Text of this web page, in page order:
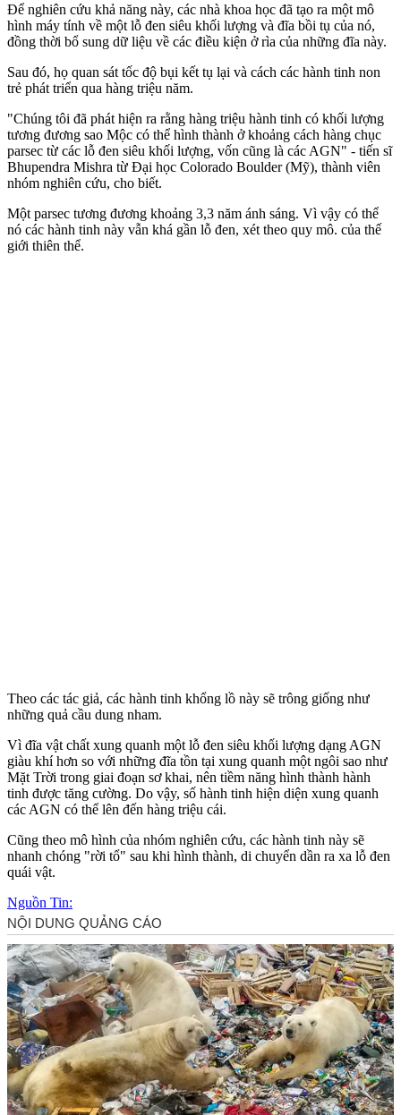
Để nghiên cứu khả năng này, các nhà khoa học đã tạo ra một mô
hình máy tính về một lỗ đen siêu khối lượng và đĩa bồi tụ của nó,
đồng thời bổ sung dữ liệu về các điều kiện ở rìa của những đĩa này.
Sau đó, họ quan sát tốc độ bụi kết tụ lại và cách các hành tinh non
trẻ phát triển qua hàng triệu năm.
"Chúng tôi đã phát hiện ra rằng hàng triệu hành tinh có khối lượng
tương đương sao Mộc có thể hình thành ở khoảng cách hàng chục
parsec từ các lỗ đen siêu khối lượng, vốn cũng là các AGN" - tiến sĩ
Bhupendra Mishra từ Đại học Colorado Boulder (Mỹ), thành viên
nhóm nghiên cứu, cho biết.
Một parsec tương đương khoảng 3,3 năm ánh sáng. Vì vậy có thể
nó các hành tinh này vẫn khá gần lỗ đen, xét theo quy mô. của thế
giới thiên thể.
Theo các tác giả, các hành tinh khổng lồ này sẽ trông giống như
những quả cầu dung nham.
Vì đĩa vật chất xung quanh một lỗ đen siêu khối lượng dạng AGN
giàu khí hơn so với những đĩa tồn tại xung quanh một ngôi sao như
Mặt Trời trong giai đoạn sơ khai, nên tiềm năng hình thành hành
tinh được tăng cường. Do vậy, số hành tinh hiện diện xung quanh
các AGN có thể lên đến hàng triệu cái.
Cũng theo mô hình của nhóm nghiên cứu, các hành tinh này sẽ
nhanh chóng "rời tổ" sau khi hình thành, di chuyển dần ra xa lỗ đen
quái vật.
Nguồn Tin: